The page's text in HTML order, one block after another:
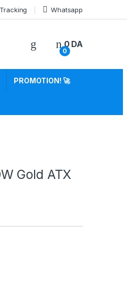
Tracking Whatsapp
0
0DA
PROMOTION! 🚀
Gold ATX